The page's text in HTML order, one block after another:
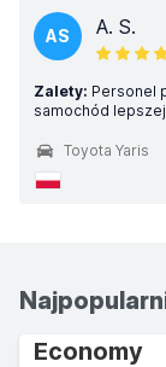
AS A. S.
Zalety: Personel
samochód
Toyota Yaris
Economy